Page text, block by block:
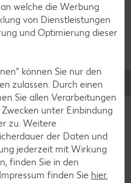
welche die Werbung
von Dienstleistungen
und Optimierung dieser
können Sie nur den
zulassen. Durch einen
Sie allen Verarbeitungen
unter Einbindung
zu. Weitere
der Daten und
jederzeit mit Wirkung
finden Sie in den
Impressum finden Sie hier.